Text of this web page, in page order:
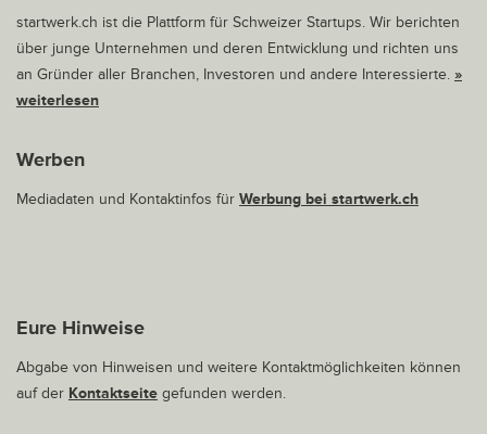
startwerk.ch ist die Plattform für Schweizer Startups. Wir berichten
über junge Unternehmen und deren Entwicklung und richten uns
an Gründer aller Branchen, Investoren und andere Interessierte. »
weiterlesen
Werben
Mediadaten und Kontaktinfos für Werbung bei startwerk.ch
Eure Hinweise
Abgabe von Hinweisen und weitere Kontaktmöglichkeiten können
auf der Kontaktseite gefunden werden.